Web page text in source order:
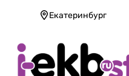
Екатеринбург